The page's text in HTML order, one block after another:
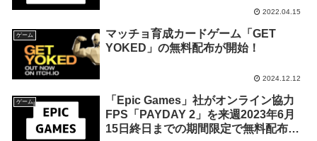
週2022年4月21日終日までの1週間限定
2022.04.15
ゲーム
マッチョ育成カードゲーム「GET
YOKED」の無料配布が開始！
2024.12.12
ゲーム
「Epic Games」社がオンライン協力
FPS「PAYDAY 2」を来週2023年6月
15日終日までの期間限定で無料配布を